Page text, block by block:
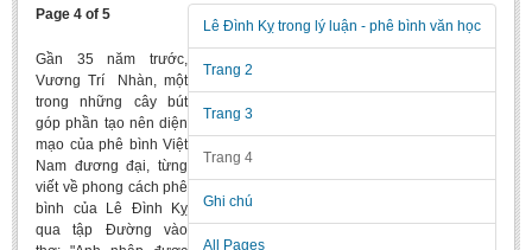
Department of Foreign Literatures and Comparative Literature
Department of Sinology-Nom Studies
Department of Arts Studies
Center of Sinology and Nom Studies
Images - Events
ACADEMIC
Undergraduate: Regular Degree
Lê Đình Kỵ trong lý luận - phê bình văn học
Trang 2
Trang 3
Trang 4
Ghi chú
All Pages
Page 4 of 5
Gần 35 năm trước,
Vương Trí Nhàn, một
trong những cây bút
góp phần tạo nên diện
mạo của phê bình Việt
Nam đương đại, từng
viết về phong cách phê
bình của Lê Đình Kỵ
qua tập Đường vào